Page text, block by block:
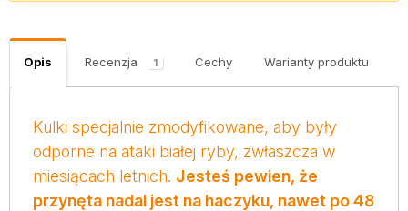
Opis Recenzja 1 Cechy Warianty produktu
Kulki specjalnie zmodyfikowane, aby były
odporne na ataki białej ryby, zwłaszcza w
miesiącach letnich. Jesteś pewien, że
przynęta nadal jest na haczyku, nawet po 48